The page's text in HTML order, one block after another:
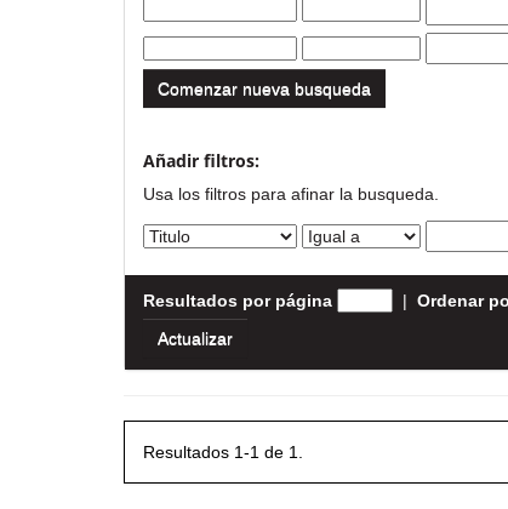
Comenzar nueva busqueda
Añadir filtros:
Usa los filtros para afinar la busqueda.
Resultados por página | Ordenar
Resultados 1-1 de 1.